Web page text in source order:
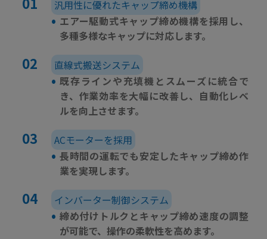
汎用性に優れたキャップ締め機構
• エアー駆動式キャップ締め機構を採用し、
多種多様なキャップに対応します。
直線式搬送システム
• 既存ラインや充填機とスムーズに統合で
き、作業効率を大幅に改善し、自動化レベ
ルを向上させます。
ACモーターを採用
• 長時間の運転でも安定したキャップ締め作
業を実現します。
インバーター制御システム
• 締め付けトルクとキャップ締め速度の調整
が可能で、操作の柔軟性を高めます。